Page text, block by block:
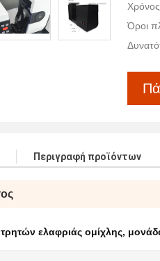
Όροι
Περιγραφή προϊόντων
ελαφριάς ομίχλης,